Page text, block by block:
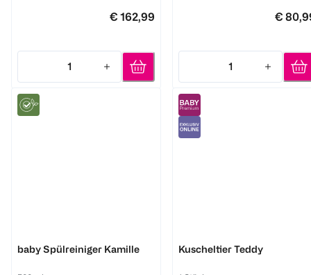
€ 162,99
1
Quantity: 1
€
1
Quantity: 1
baby Spülreiniger Kamille Kuscheltier Teddy